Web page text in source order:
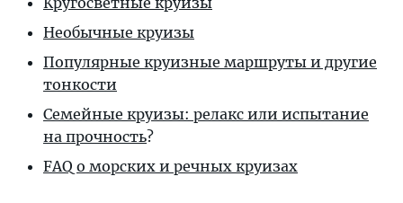
Необычные круизы
Популярные круизные маршруты и другие
тонкости
Семейные круизы: релакс или испытание
на прочность?
FAQ о морских и речных круизах